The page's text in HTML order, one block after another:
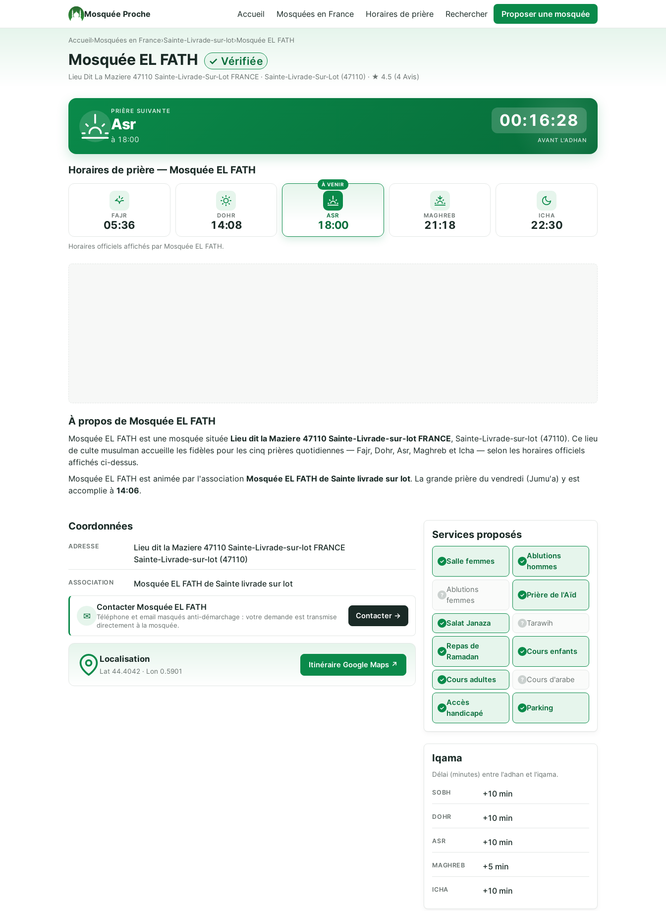
Mosquée Proche Accueil Mosquées en France Horaires de prière Rechercher Proposer une mosquée
Accueil›Mosquées en France›Sainte-Livrade-sur-lot›Mosquée EL FATH
Mosquée EL FATH ✓ Vérifiée
Lieu Dit La Maziere 47110 Sainte-Livrade-Sur-Lot FRANCE · Sainte-Livrade-Sur-Lot (47110) · ★ 4.5 (4 Avis)
PRIÈRE SUIVANTE
Asr
à 18:00
00:16:28
AVANT L'ADHAN
Horaires de prière — Mosquée EL FATH
FAJR
05:36
DOHR
14:08
ASR
18:00
MAGHREB
21:18
ICHA
22:30
Horaires officiels affichés par Mosquée EL FATH.
À propos de Mosquée EL FATH
Mosquée EL FATH est une mosquée située Lieu dit la Maziere 47110 Sainte-Livrade-sur-lot FRANCE, Sainte-Livrade-sur-lot (47110). Ce lieu
de culte musulman accueille les fidèles pour les cinq prières quotidiennes — Fajr, Dohr, Asr, Maghreb et Icha — selon les horaires officiels
affichés ci-dessus.
Mosquée EL FATH est animée par l'association Mosquée EL FATH de Sainte livrade sur lot. La grande prière du vendredi (Jumu'a) y est
accomplie à 14:06.
Coordonnées
ADRESSE
Lieu dit la Maziere 47110 Sainte-Livrade-sur-lot FRANCE
Sainte-Livrade-sur-lot (47110)
ASSOCIATION Mosquée EL FATH de Sainte livrade sur lot
✉
Contacter Mosquée EL FATH
Téléphone et email masqués anti-démarchage : votre demande est transmise
directement à la mosquée.
Contacter →
Localisation
Lat 44.4042 · Lon 0.5901
Itinéraire Google Maps ↗
Services proposés
Salle femmes
Ablutions
hommes
Ablutions
femmes
Prière de l'Aïd
Salat Janaza Tarawih
Repas de
Ramadan
Cours enfants
Cours adultes Cours d'arabe
Accès
handicapé
Parking
Iqama
Délai (minutes) entre l'adhan et l'iqama.
SOBH +10 min
DOHR +10 min
ASR +10 min
MAGHREB +5 min
ICHA +10 min